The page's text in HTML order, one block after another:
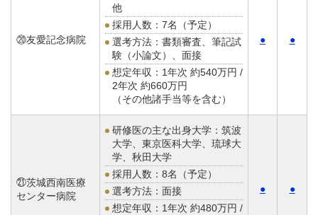
⑳友愛記念病院
他
採用人数：7名（予定）
選考方法：書類審査、筆記試
験（小論文）、面接
想定年収： 1年次 約540万円 /
2年次 約660万円
（その他諸手当等を含む）
● ●
㉑茨城西南医療
センター病院
研修医の主な出身大学：筑波
大学、東京医科大学、琉球大
学、秋田大学
採用人数：8名（予定）
選考方法：面接
想定年収： 1年次 約480万円 /
● ●